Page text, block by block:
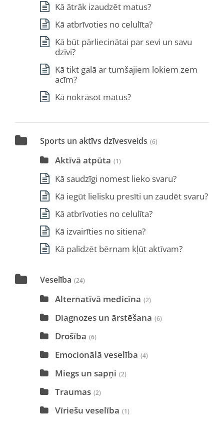
Kā ātrāk izaudzēt matus?
Kā atbrīvoties no celulīta?
Kā būt pārliecinātai par sevi un savu
dzīvi?
Kā tikt galā ar tumšajiem lokiem zem
acīm?
Kā nokrāsot matus?
Sports un aktīvs dzīvesveids (6)
Aktīvā atpūta (1)
Kā saudzīgi nomest lieko svaru?
Kā iegūt lielisku presīti un zaudēt svaru?
Kā atbrīvoties no celulīta?
Kā izvairīties no sitiena?
Kā palīdzēt bērnam kļūt aktīvam?
Veselība (24)
Alternatīvā medicīna (2)
Diagnozes un ārstēšana (6)
Drošība (6)
Emocionālā veselība (4)
Miegs un sapņi (2)
Traumas (2)
Vīriešu veselība (1)